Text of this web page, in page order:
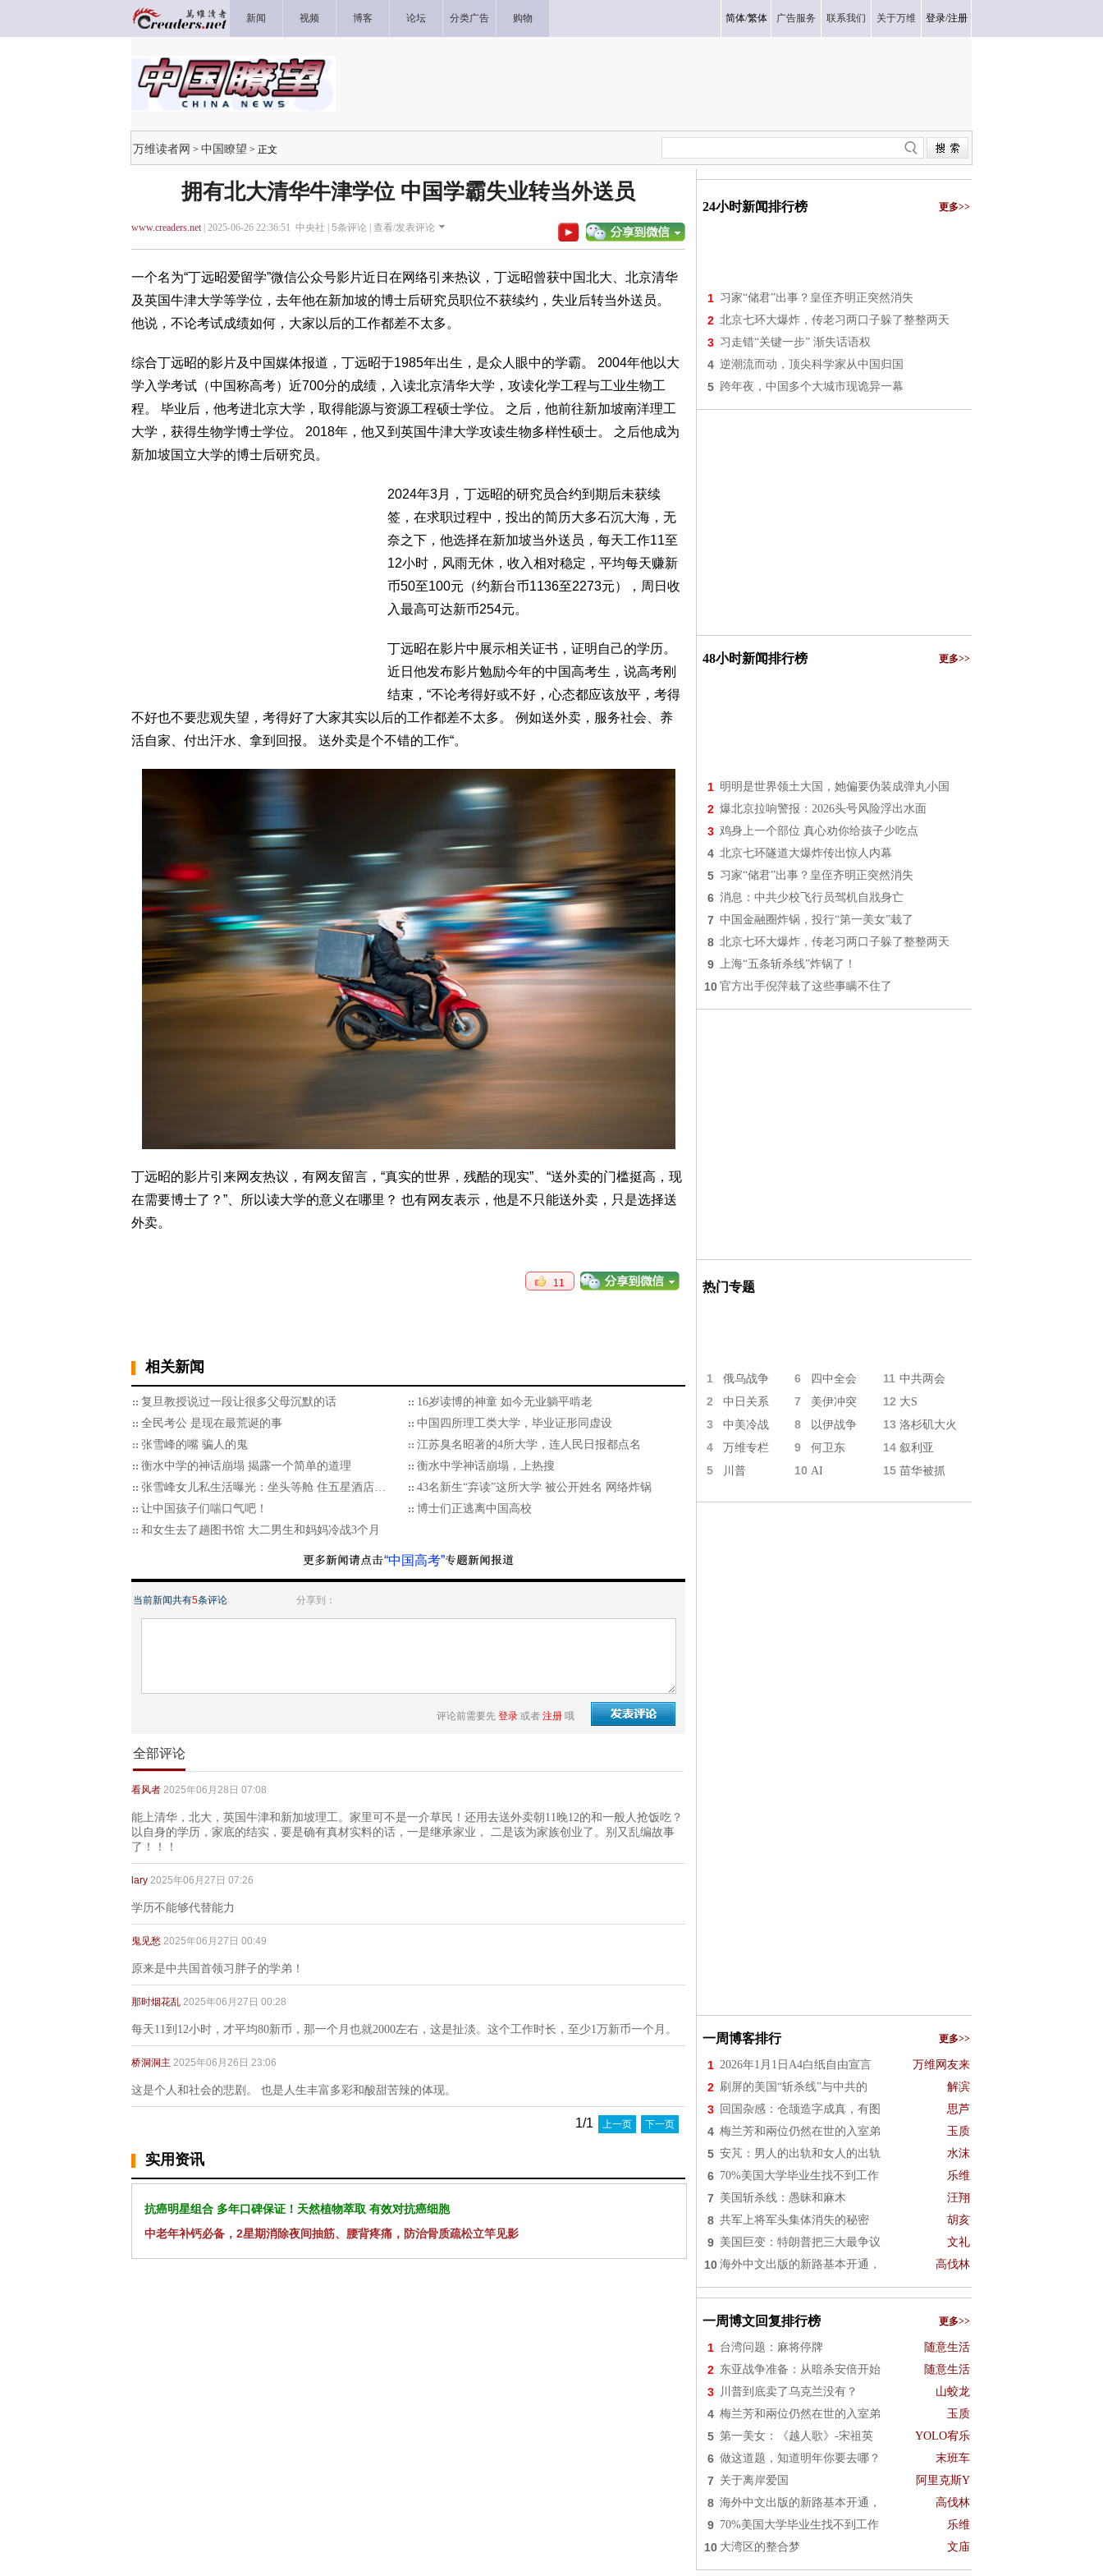
新闻 视频 博客 论坛 分类广告 购物 简体/繁体 广告服务 联系我们 关于万维 登录/注册
万维读者网 > 中国瞭望 > 正文
拥有北大清华牛津学位 中国学霸失业转当外送员
www.creaders.net| 2025-06-26 22:36:51 中央社 | 5条评论 | 查看/发表评论
一个名为“丁远昭爱留学”微信公众号影片近日在网络引来热议，丁远昭曾获中国北大、北京清华
及英国牛津大学等学位，去年他在新加坡的博士后研究员职位不获续约，失业后转当外送员。
他说，不论考试成绩如何，大家以后的工作都差不太多。
综合丁远昭的影片及中国媒体报道，丁远昭于1985年出生，是众人眼中的学霸。 2004年他以大
学入学考试（中国称高考）近700分的成绩，入读北京清华大学，攻读化学工程与工业生物工
程。 毕业后，他考进北京大学，取得能源与资源工程硕士学位。 之后，他前往新加坡南洋理工
大学，获得生物学博士学位。 2018年，他又到英国牛津大学攻读生物多样性硕士。 之后他成为
新加坡国立大学的博士后研究员。
2024年3月，丁远昭的研究员合约到期后未获续
签，在求职过程中，投出的简历大多石沉大海，无
奈之下，他选择在新加坡当外送员，每天工作11至
12小时，风雨无休，收入相对稳定，平均每天赚新
币50至100元（约新台币1136至2273元），周日收
入最高可达新币254元。
丁远昭在影片中展示相关证书，证明自己的学历。
近日他发布影片勉励今年的中国高考生，说高考刚
结束，“不论考得好或不好，心态都应该放平，考得
不好也不要悲观失望，考得好了大家其实以后的工作都差不太多。 例如送外卖，服务社会、养
活自家、付出汗水、拿到回报。 送外卖是个不错的工作“。
丁远昭的影片引来网友热议，有网友留言，“真实的世界，残酷的现实”、“送外卖的门槛挺高，现
在需要博士了？”、所以读大学的意义在哪里？ 也有网友表示，他是不只能送外卖，只是选择送
外卖。
11
相关新闻
复旦教授说过一段让很多父母沉默的话
16岁读博的神童 如今无业躺平啃老
全民考公 是现在最荒诞的事
中国四所理工类大学，毕业证形同虚设
张雪峰的嘴 骗人的鬼
江苏臭名昭著的4所大学，连人民日报都点名
衡水中学的神话崩塌 揭露一个简单的道理
衡水中学神话崩塌，上热搜
张雪峰女儿私生活曝光：坐头等舱 住五星酒店…
43名新生“弃读”这所大学 被公开姓名 网络炸锅
让中国孩子们喘口气吧！
博士们正逃离中国高校
和女生去了趟图书馆 大二男生和妈妈冷战3个月
“中国高考”
当前新闻共有5条评论 分享到：
评论前需要先 登录 或者 注册 哦
全部评论
看风者 2025年06月28日 07:08
能上清华，北大，英国牛津和新加坡理工。家里可不是一介草民！还用去送外卖朝11晚12的和一般人抢饭吃？
以自身的学历，家底的结实，要是确有真材实料的话，一是继承家业， 二是该为家族创业了。别又乱编故事
了！！！
lary 2025年06月27日 07:26
学历不能够代替能力
鬼见愁 2025年06月27日 00:49
原来是中共国首领习胖子的学弟！
那时烟花乱 2025年06月27日 00:28
每天11到12小时，才平均80新币，那一个月也就2000左右，这是扯淡。这个工作时长，至少1万新币一个月。
桥洞洞主 2025年06月26日 23:06
这是个人和社会的悲剧。 也是人生丰富多彩和酸甜苦辣的体现。
1/1 上一页 下一页
实用资讯
抗癌明星组合 多年口碑保证！天然植物萃取 有效对抗癌细胞
中老年补钙必备，2星期消除夜间抽筋、腰背疼痛，防治骨质疏松立竿见影
24小时新闻排行榜 更多>>
1 习家“储君”出事？皇侄齐明正突然消失
2 北京七环大爆炸，传老习两口子躲了整整两天
3 习走错“关键一步” 渐失话语权
4 逆潮流而动，顶尖科学家从中国归国
5 跨年夜，中国多个大城市现诡异一幕
48小时新闻排行榜 更多>>
1 明明是世界领土大国，她偏要伪装成弹丸小国
2 爆北京拉响警报：2026头号风险浮出水面
3 鸡身上一个部位 真心劝你给孩子少吃点
4 北京七环隧道大爆炸传出惊人内幕
5 习家“储君”出事？皇侄齐明正突然消失
6 消息：中共少校飞行员驾机自戕身亡
7 中国金融圈炸锅，投行“第一美女”栽了
8 北京七环大爆炸，传老习两口子躲了整整两天
9 上海“五条斩杀线”炸锅了！
10 官方出手倪萍栽了这些事瞒不住了
热门专题
1 俄乌战争 6 四中全会 11 中共两会
2 中日关系 7 美伊冲突 12 大S
3 中美冷战 8 以伊战争 13 洛杉矶大火
4 万维专栏 9 何卫东 14 叙利亚
5 川普 10 AI 15 苗华被抓
一周博客排行 更多>>
1 2026年1月1日A4白纸自由宣言 万维网友来
2 刷屏的美国“斩杀线”与中共的 解滨
3 回国杂感：仓颉造字成真，有图 思芦
4 梅兰芳和兩位仍然在世的入室弟 玉质
5 安芃：男人的出轨和女人的出轨 水沫
6 70%美国大学毕业生找不到工作 乐维
7 美国斩杀线：愚昧和麻木 汪翔
8 共军上将军头集体消失的秘密 胡亥
9 美国巨变：特朗普把三大最争议 文礼
10 海外中文出版的新路基本开通， 高伐林
一周博文回复排行榜 更多>>
1 台湾问题：麻将停牌 随意生活
2 东亚战争准备：从暗杀安倍开始 随意生活
3 川普到底卖了乌克兰没有？ 山蛟龙
4 梅兰芳和兩位仍然在世的入室弟 玉质
5 第一美女：《越人歌》-宋祖英 YOLO宥乐
6 做这道题，知道明年你要去哪？ 末班车
7 关于离岸爱国 阿里克斯Y
8 海外中文出版的新路基本开通， 高伐林
9 70%美国大学毕业生找不到工作 乐维
10 大湾区的整合梦 文庙